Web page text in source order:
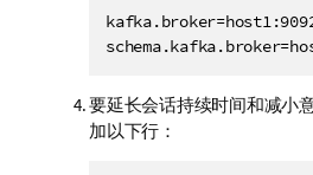
要延长会话持续时间和减小
加以下行：